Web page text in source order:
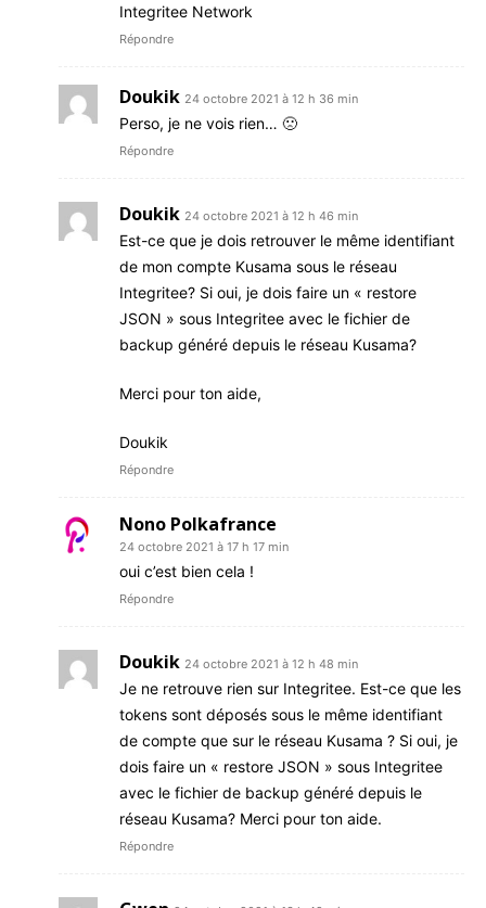
Integritee Network
Répondre
Doukik 24 octobre 2021 à 12 h 36 min
Perso, je ne vois rien… 🙁
Répondre
Doukik 24 octobre 2021 à 12 h 46 min
Est-ce que je dois retrouver le même identifiant
de mon compte Kusama sous le réseau
Integritee? Si oui, je dois faire un « restore
JSON » sous Integritee avec le fichier de
backup généré depuis le réseau Kusama?
Merci pour ton aide,
Doukik
Répondre
Nono Polkafrance
24 octobre 2021 à 17 h 17 min
oui c’est bien cela !
Répondre
Doukik 24 octobre 2021 à 12 h 48 min
Je ne retrouve rien sur Integritee. Est-ce que les
tokens sont déposés sous le même identifiant
de compte que sur le réseau Kusama ? Si oui, je
dois faire un « restore JSON » sous Integritee
avec le fichier de backup généré depuis le
réseau Kusama? Merci pour ton aide.
Répondre